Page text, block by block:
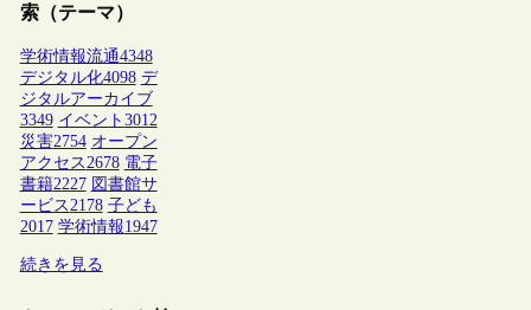
索（テーマ）
学術情報流通4348
デジタル化4098 デ
ジタルアーカイブ
3349 イベント 3012
災害2754 オープン
アクセス 2678 電子
書籍2227 図書館サ
ービス 2178 子ども
2017 学術情報1947
続きを見る